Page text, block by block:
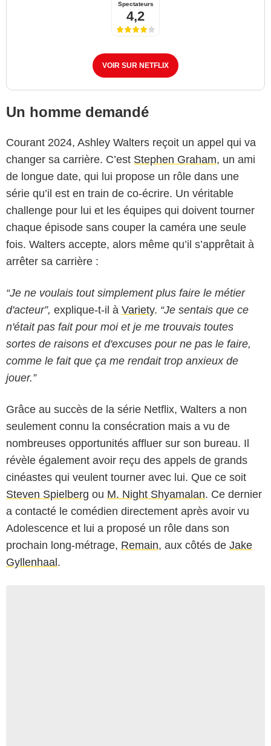
Spectateurs
4,2
VOIR SUR NETFLIX
Un homme demandé
Courant 2024, Ashley Walters reçoit un appel qui va
changer sa carrière. C’est Stephen Graham, un ami
de longue date, qui lui propose un rôle dans une
série qu’il est en train de co-écrire. Un véritable
challenge pour lui et les équipes qui doivent tourner
chaque épisode sans couper la caméra une seule
fois. Walters accepte, alors même qu’il s’apprêtait à
arrêter sa carrière :
“Je ne voulais tout simplement plus faire le métier
d'acteur”, explique-t-il à Variety. “Je sentais que ce
n'était pas fait pour moi et je me trouvais toutes
sortes de raisons et d'excuses pour ne pas le faire,
comme le fait que ça me rendait trop anxieux de
jouer.”
Grâce au succès de la série Netflix, Walters a non
seulement connu la consécration mais a vu de
nombreuses opportunités affluer sur son bureau. Il
révèle également avoir reçu des appels de grands
cinéastes qui veulent tourner avec lui. Que ce soit
Steven Spielberg ou M. Night Shyamalan. Ce dernier
a contacté le comédien directement après avoir vu
Adolescence et lui a proposé un rôle dans son
prochain long-métrage, Remain, aux côtés de Jake
Gyllenhaal .